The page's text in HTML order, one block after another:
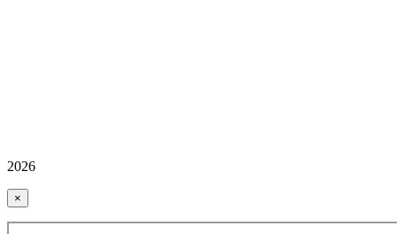
2026
×